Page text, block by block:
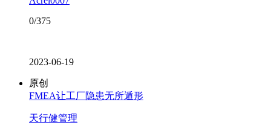
0/375
2023-06-19
原创
FMEA让工厂隐患无所遁形
天行健管理